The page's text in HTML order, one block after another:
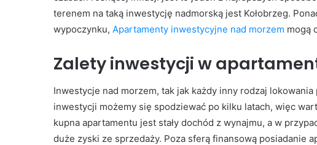
terenem na taką inwestycję nadmorską jest Kołobrzeg.
wypoczynku, Apartamenty inwestycyjne nad morzem mogą
Zalety inwestycji w
Inwestycje nad morzem, tak jak każdy inny rodzaj
inwestycji możemy się spodziewać po kilku latach, więc
kupna apartamentu jest stały dochód z wynajmu, a w
duże zyski ze sprzedaży. Poza sferą finansową posiadanie